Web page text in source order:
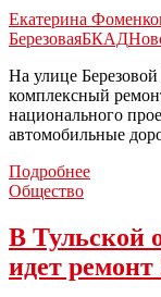
Екатерина
БерезоваяБКАД
На улице
комплексный
национального
автомобильные
ПодробнееНа
Общество
В Тульской
идет ремонт